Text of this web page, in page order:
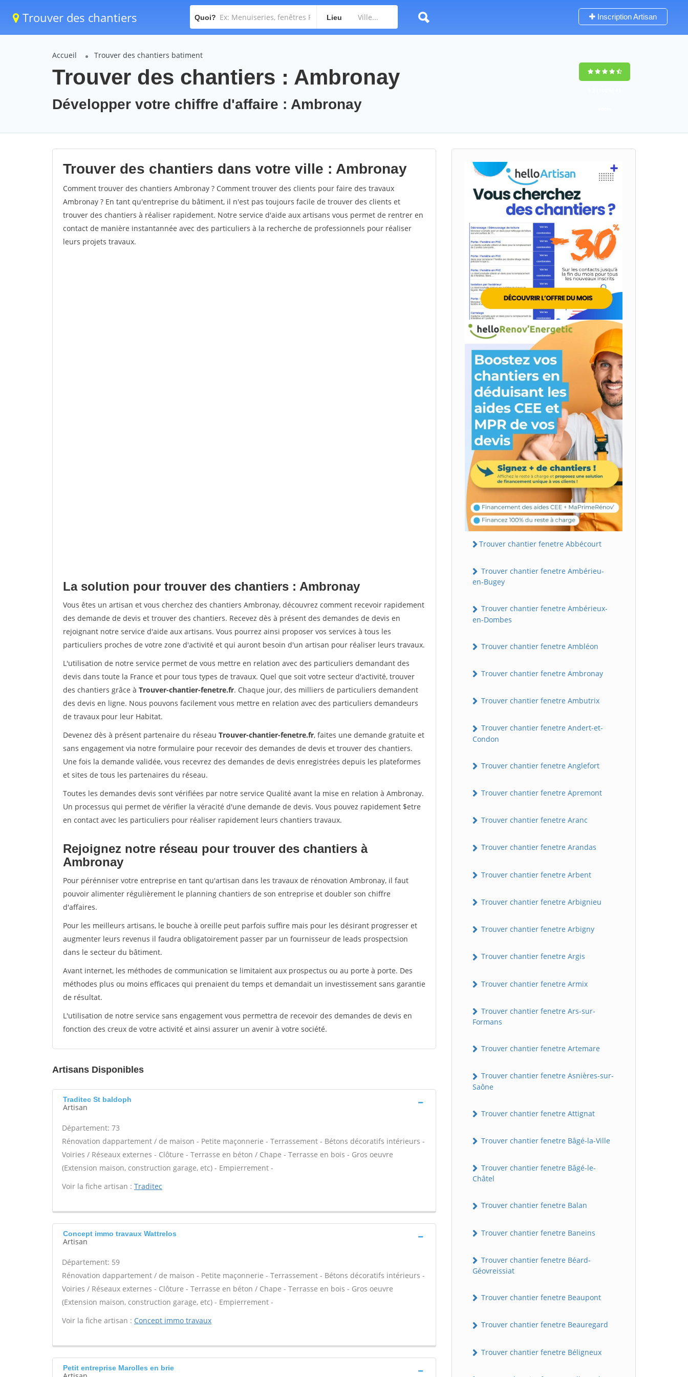
Trouver des chantiers Quoi? Lieu Inscription Artisan
Accueil Trouver des chantiers batiment
Trouver des chantiers : Ambronay
Développer votre chiffre d'affaire : Ambronay
Trouver des chantiers dans votre ville : Ambronay
Comment trouver des chantiers Ambronay ? Comment trouver des clients pour faire des travaux
Ambronay ? En tant qu'entreprise du bâtiment, il n'est pas toujours facile de trouver des clients et
trouver des chantiers à réaliser rapidement. Notre service d'aide aux artisans vous permet de rentrer en
contact de manière instantannée avec des particuliers à la recherche de professionnels pour réaliser
leurs projets travaux.
La solution pour trouver des chantiers : Ambronay
Vous êtes un artisan et vous cherchez des chantiers Ambronay, découvrez comment recevoir rapidement
des demande de devis et trouver des chantiers. Recevez dès à présent des demandes de devis en
rejoignant notre service d'aide aux artisans. Vous pourrez ainsi proposer vos services à tous les
particuliers proches de votre zone d'activité et qui auront besoin d'un artisan pour réaliser leurs travaux.
L'utilisation de notre service permet de vous mettre en relation avec des particuliers demandant des
devis dans toute la France et pour tous types de travaux. Quel que soit votre secteur d'activité, trouver
des chantiers grâce à Trouver-chantier-fenetre.fr. Chaque jour, des milliers de particuliers demandent
des devis en ligne. Nous pouvons facilement vous mettre en relation avec des particuliers demandeurs
de travaux pour leur Habitat.
Devenez dès à présent partenaire du réseau Trouver-chantier-fenetre.fr, faites une demande gratuite et
sans engagement via notre formulaire pour recevoir des demandes de devis et trouver des chantiers.
Une fois la demande validée, vous recevrez des demandes de devis enregistrées depuis les plateformes
et sites de tous les partenaires du réseau.
Toutes les demandes devis sont vérifiées par notre service Qualité avant la mise en relation à Ambronay.
Un processus qui permet de vérifier la véracité d'une demande de devis. Vous pouvez rapidement $etre
en contact avec les particuliers pour réaliser rapidement leurs chantiers travaux.
Rejoignez notre réseau pour trouver des chantiers à
Ambronay
Pour pérénniser votre entreprise en tant qu'artisan dans les travaux de rénovation Ambronay, il faut
pouvoir alimenter régulièrement le planning chantiers de son entreprise et doubler son chiffre
d'affaires.
Pour les meilleurs artisans, le bouche à oreille peut parfois suffire mais pour les désirant progresser et
augmenter leurs revenus il faudra obligatoirement passer par un fournisseur de leads prospectsion
dans le secteur du bâtiment.
Avant internet, les méthodes de communication se limitaient aux prospectus ou au porte à porte. Des
méthodes plus ou moins efficaces qui prenaient du temps et demandait un investissement sans garantie
de résultat.
L'utilisation de notre service sans engagement vous permettra de recevoir des demandes de devis en
fonction des creux de votre activité et ainsi assurer un avenir à votre société.
Artisans Disponibles
Traditec St baldoph
Artisan
Département: 73
Rénovation dappartement / de maison - Petite maçonnerie - Terrassement - Bétons décoratifs intérieurs -
Voiries / Réseaux externes - Clôture - Terrasse en béton / Chape - Terrasse en bois - Gros oeuvre
(Extension maison, construction garage, etc) - Empierrement -
Voir la fiche artisan : Traditec
Concept immo travaux Wattrelos
Artisan
Département: 59
Rénovation dappartement / de maison - Petite maçonnerie - Terrassement - Bétons décoratifs intérieurs -
Voiries / Réseaux externes - Clôture - Terrasse en béton / Chape - Terrasse en bois - Gros oeuvre
(Extension maison, construction garage, etc) - Empierrement -
Voir la fiche artisan : Concept immo travaux
Petit entreprise Marolles en brie
Trouver chantier fenetre Abbécourt
Trouver chantier fenetre Ambérieu-
en-Bugey
Trouver chantier fenetre Ambérieux-
en-Dombes
Trouver chantier fenetre Ambléon
Trouver chantier fenetre Ambronay
Trouver chantier fenetre Ambutrix
Trouver chantier fenetre Andert-et-
Condon
Trouver chantier fenetre Anglefort
Trouver chantier fenetre Apremont
Trouver chantier fenetre Aranc
Trouver chantier fenetre Arandas
Trouver chantier fenetre Arbent
Trouver chantier fenetre Arbignieu
Trouver chantier fenetre Arbigny
Trouver chantier fenetre Argis
Trouver chantier fenetre Armix
Trouver chantier fenetre Ars-sur-
Formans
Trouver chantier fenetre Artemare
Trouver chantier fenetre Asnières-sur-
Saône
Trouver chantier fenetre Attignat
Trouver chantier fenetre Bâgé-la-Ville
Trouver chantier fenetre Bâgé-le-
Châtel
Trouver chantier fenetre Balan
Trouver chantier fenetre Baneins
Trouver chantier fenetre Béard-
Géovreissiat
Trouver chantier fenetre Beaupont
Trouver chantier fenetre Beauregard
Trouver chantier fenetre Béligneux